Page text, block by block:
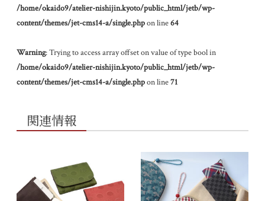
/home/okaido9/atelier-nishijin.kyoto/public_html/jetb/wp-
content/themes/jet-cms14-a/single.phpon line64
Warning: Trying to access array offset on value of type bool in
/home/okaido9/atelier-nishijin.kyoto/public_html/jetb/wp-
content/themes/jet-cms14-a/single.phpon line71
関連情報